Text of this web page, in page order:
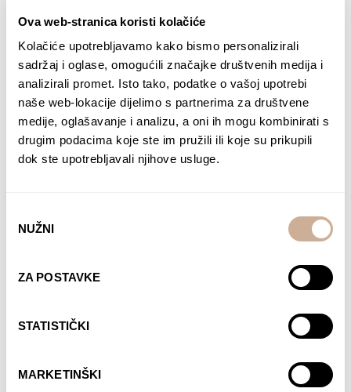
Ova web-stranica koristi kolačiće
Kolačiće upotrebljavamo kako bismo personalizirali
sadržaj i oglase, omogućili značajke društvenih medija i
analizirali promet. Isto tako, podatke o vašoj upotrebi
naše web-lokacije dijelimo s partnerima za društvene
medije, oglašavanje i analizu, a oni ih mogu kombinirati s
drugim podacima koje ste im pružili ili koje su prikupili
dok ste upotrebljavali njihove usluge.
pristanka
NUŽNI
ZA POSTAVKE
STATISTIČKI
MARKETINŠKI
Kupite danas
Davor Rostuhar – Polarni san